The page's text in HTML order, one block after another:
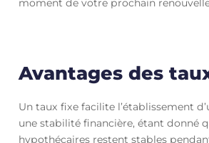
moment de votre prochain
Avantages des
Un taux fixe facilite l’établissement
une stabilité financière, étant donné
hypothécaires restent stables